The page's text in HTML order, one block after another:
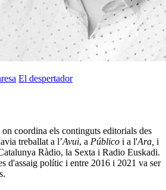
El despertador
on coordina els continguts editorials des
treballat a l’Avui, a Público i a l'Ara, i
Ràdio, la Sexta i Radio Euskadi.
d'assaig polític i entre 2016 i 2021 va ser